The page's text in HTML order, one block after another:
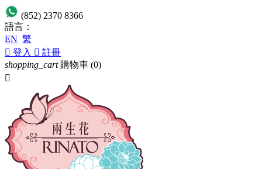
(852) 2370 8366
語言：
EN 繁
 登入  註冊
shopping_cart 購物車 (0)
